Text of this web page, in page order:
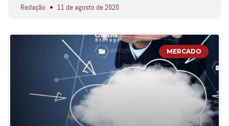
Redação 11 de agosto de 2020
MERCADO